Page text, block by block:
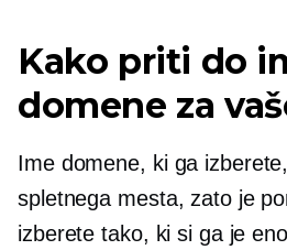
Kako priti do
domene za
Ime domene, ki ga
spletnega mesta, zato je
izberete tako, ki si ga je